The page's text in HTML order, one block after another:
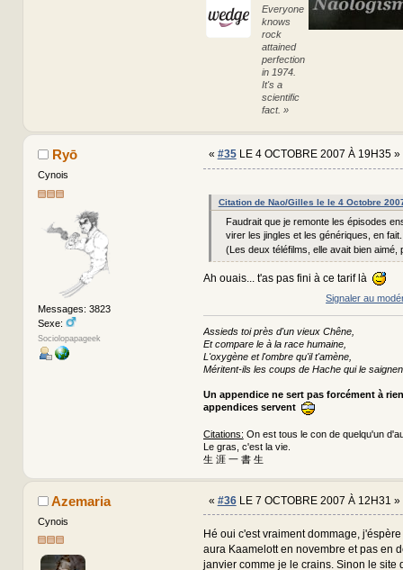
Everyone
knows
rock
attained
perfection
in 1974.
It's a
scientific
fact. »
Ryō
Cynois
Messages: 3823
Sexe:
Sociolopapageek
« #35LE 4 OCTOBRE 2007 À 19H35 »
Citation de Nao/Gilles le le 4 Octobre
Faudrait que je remonte les épisodes
virer les jingles et les génériques, en
(Les deux téléfilms, elle avait bien aimé,
Ah ouais... t'as pas fini à ce tarif là
Signaler au
Assieds toi près d'un vieux Chêne,
Et compare le à la race humaine,
L'oxygène et l'ombre qu'il t'amène,
Méritent-ils les coups de Hache qui le
Un appendice ne sert pas forcément à
appendices servent
Citations: On est tous le con de quelqu'un
Le gras, c'est la vie.
生 涯 一 書 生
Azemaria
Cynois
« #36LE 7 OCTOBRE 2007 À 12H31 »
Hé oui c'est vraiment dommage,
aura Kaamelott en novembre et pas en
janvier comme je le crains. Sinon le site